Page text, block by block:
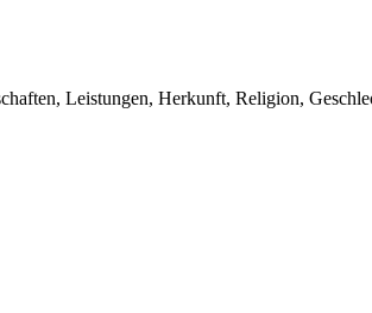
Leistungen, Herkunft, Religion,